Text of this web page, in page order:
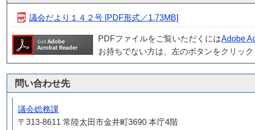
議会だより１４２号 [PDF形式／1.73MB]
PDFファイルをご覧いただくにはAdobe
お持ちでない方は、左のボタンをクリッ
問い合わせ先
議会総務課
〒313-8611 常陸太田市金井町3690 本庁4階